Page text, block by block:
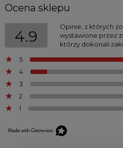
Ocena sklepu
4.9
Opinie, z których
wystawione przez
którzy dokonali
5
4
3
2
1